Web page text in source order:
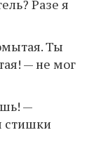
Разе я
Ты
— не мог
—
стишки